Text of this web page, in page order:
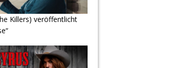
Killers) veröffentlicht